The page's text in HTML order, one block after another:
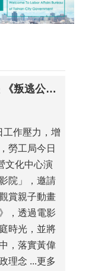
勞資關係實務融合應用
徵才釋出逾千職缺
勞工星光電影院開映 《叛逃公主歷險記》陪伴親子共度幸福時光
作壓力，增
勞工局今日
文化中心演
院」，邀請
賞親子動畫
，透過電影
時光，並將
，落實黃偉
理念 ...更多